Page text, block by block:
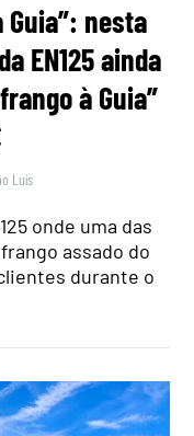
Guia”: nesta
EN125 ainda
à Guia”
Luís
onde uma das
assado do
durante o